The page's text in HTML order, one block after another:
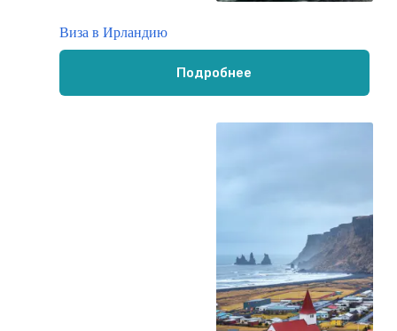
Виза в Ирландию
Подробнее